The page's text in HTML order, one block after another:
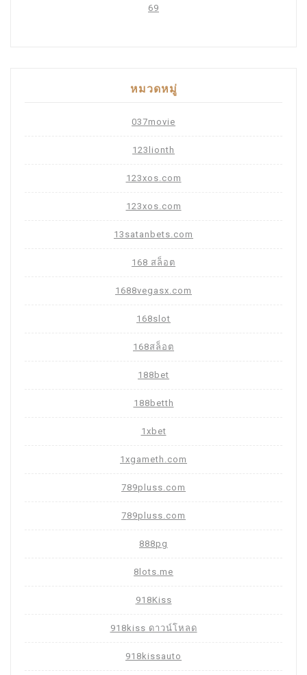
69
หมวดหมู่
037movie
123lionth
123xos.com
123xos.com
13satanbets.com
168 สล็อต
1688vegasx.com
168slot
168สล็อต
188bet
188betth
1xbet
1xgameth.com
789pluss.com
789pluss.com
888pg
8lots.me
918Kiss
918kiss ดาวน์โหลด
918kissauto